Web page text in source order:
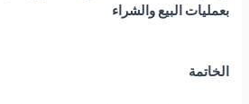
بعمليات البيع والشراء
الخاتمة